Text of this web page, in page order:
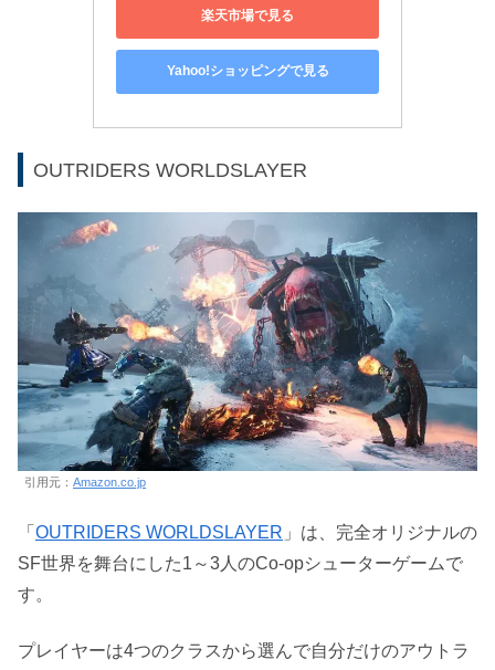
楽天市場で見る
Yahoo!ショッピングで見る
OUTRIDERS WORLDSLAYER
引用元： Amazon.co.jp
「 OUTRIDERS WORLDSLAYER 」は、完全オリジナルの
SF世界を舞台にした1～3人のCo-opシューターゲームで
す。
プレイヤーは4つのクラスから選んで自分だけのアウトラ